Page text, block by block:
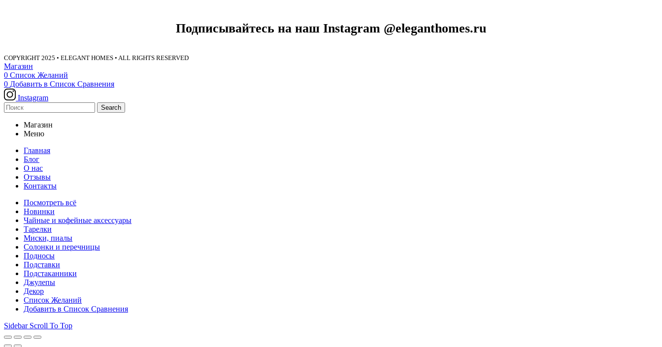
Подписывайтесь на наш Instagram @eleganthomes.ru
COPYRIGHT 2025 • ELEGANT HOMES • ALL RIGHTS RESERVED
Магазин
0 Список Желаний
0 Добавить в Список Сравнения
Instagram
Search
Магазин
Меню
Главная
Блог
О нас
Отзывы
Контакты
Посмотреть всё
Новинки
Чайные и кофейные аксессуары
Тарелки
Миски, пиалы
Солонки и перечницы
Подносы
Подставки
Подстаканники
Джулепы
Декор
Список Желаний
Добавить в Список Сравнения
Sidebar Scroll To Top